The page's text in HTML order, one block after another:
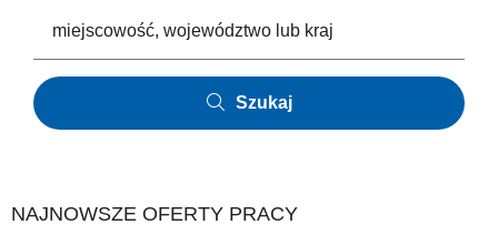
Szukaj
NAJNOWSZE OFERTY PRACY